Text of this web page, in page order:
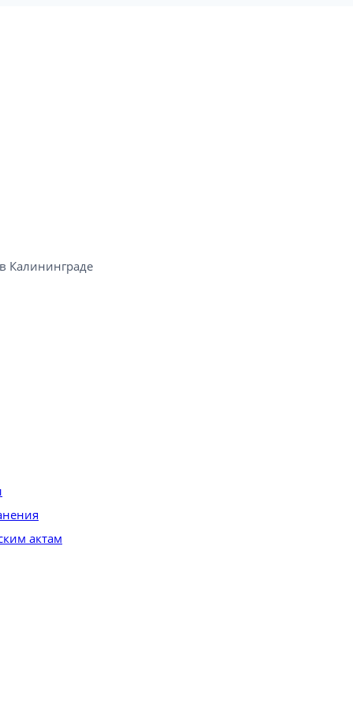
Калининграде​
актам